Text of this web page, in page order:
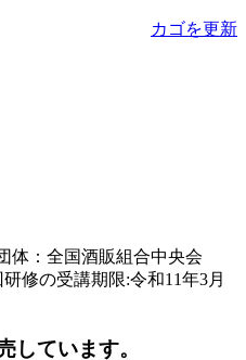
カゴを更新
体：全国酒販組合中央会
修の受講期限:令和11年3月
しています。